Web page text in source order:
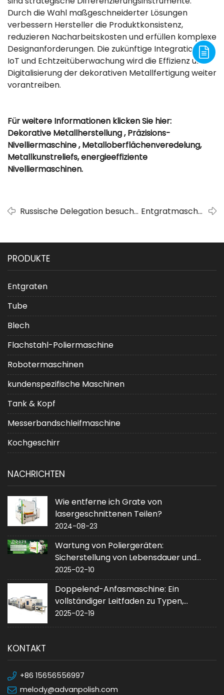
Durch die Wahl maßgeschneiderter Lösungen
verbessern Hersteller die Produktkonsistenz,
reduzieren Nacharbeitskosten und erfüllen komplexe
Designanforderungen. Die zukünftige Integration mit
IoT und Echtzeitüberwachung wird die Effizienz und
Digitalisierung der dekorativen Metallfertigung weiter
vorantreiben.
Für weitere Informationen klicken Sie hier:
Dekorative Metallherstellung , Präzisions-
Nivelliermaschine , Metalloberflächenveredelung,
Metallkunstreliefs, energieeffiziente
Nivelliermaschinen.
Russische Delegation besucht
Zusammenarbeit zu erkunden
Entgratmaschine
PRODUKTE
Entgraten
Tube
Blech
Flachstahl-Poliermaschine
Robotermaschinen
kundenspezifische Maschinen
Tank & Kopf
Messerbandschleifmaschine
Kochgeschirr
NACHRICHTEN
Wie entferne ich Grate von
lasergeschnittenen Teilen?
2024-08-23
Wartung von Poliergeräten:
Sicherstellung von Lebensdauer und
Leistung
2025-02-10
Doppelend-Anfasmaschine: Ein
vollständiger Leitfaden zu Typen,
Anwendungen und Kauf
2025-02-19
KONTAKT
+86 15656556997
melody@advanpolish.com